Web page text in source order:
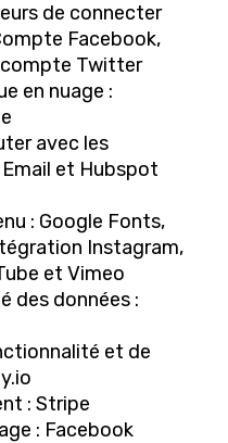
de connecter
Facebook,
Twitter
en nuage :
avec les
et Hubspot
: Google Fonts,
Instagram,
et Vimeo
des données :
et de
: Stripe
: Facebook